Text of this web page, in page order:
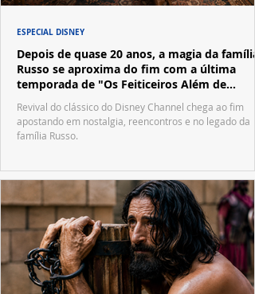
Depois de quase 20 anos, a magia da família
Russo se aproxima do fim com a última
temporada de "Os Feiticeiros Além de
Waverly Place"
Revival do clássico do Disney Channel chega ao fim
apostando em nostalgia, reencontros e no legado da
família Russo.
ESPECIAL DISNEY